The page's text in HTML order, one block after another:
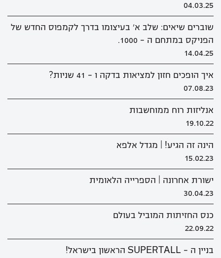
04.03.25
שוברים שיאים: שלב א' בעיצומו בדרך לקמפוס החדש של
הפניקס במתחם ה - 1000.
14.04.25
איך הופכים חזון למציאות בדקה ו - 41 שניות?
07.08.23
אנליזות רוח ממוחשבות
19.10.22
הינה זה הגיע! | מגדל אלפא
15.02.23
ישורת אחרונה | הספרייה הלאומית
30.04.23
כנס החזיתות המוביל בעולם
22.09.22
בניין ה - SUPERTALL הראשון בישראל!